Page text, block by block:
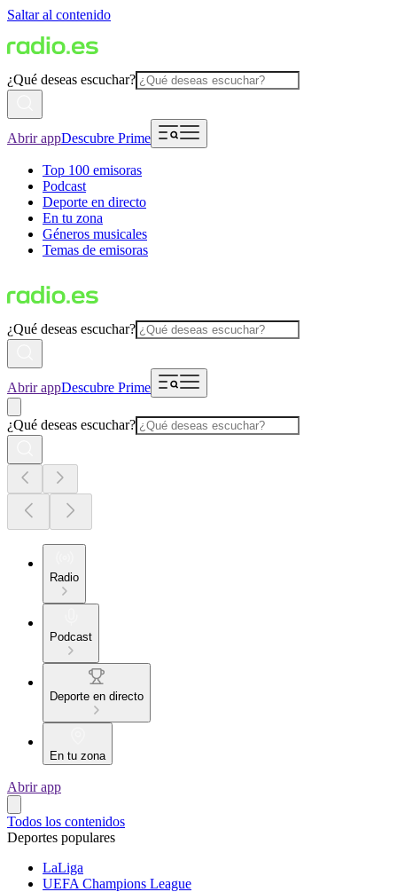
Saltar al contenido
¿Qué deseas escuchar?
Abrir appDescubre Prime
Top 100 emisoras
Podcast
Deporte en directo
En tu zona
Géneros musicales
Temas de emisoras
¿Qué deseas escuchar?
Abrir appDescubre Prime
¿Qué deseas escuchar?
Radio
Podcast
Deporte en directo
En tu zona
Abrir app
Todos los contenidos
Deportes populares
LaLiga
UEFA Champions League